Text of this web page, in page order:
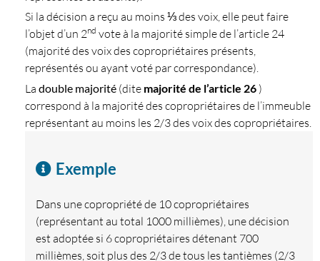
Si la décision a reçu au moins ⅓ des voix, elle peut faire
l’objet d’un 2nd vote à la majorité simple de l’article 24
(majorité des voix des copropriétaires présents,
représentés ou ayant voté par correspondance).
La double majorité (dite majorité de l’article 26 )
correspond à la majorité des copropriétaires de l’immeuble
représentant au moins les 2/3 des voix des copropriétaires.
Exemple
Dans une copropriété de 10 copropriétaires
(représentant au total 1000 millièmes), une décision
est adoptée si 6 copropriétaires détenant 700
millièmes, soit plus des 2/3 de tous les tantièmes (2/3